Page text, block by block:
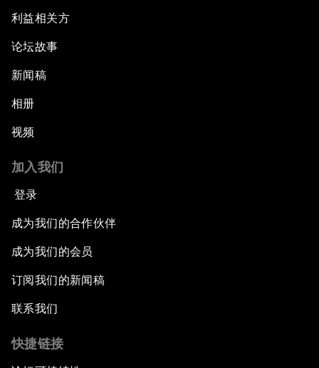
利益相关方
论坛故事
新闻稿
相册
视频
加入我们
登录
成为我们的合作伙伴
成为我们的会员
订阅我们的新闻稿
联系我们
快捷链接